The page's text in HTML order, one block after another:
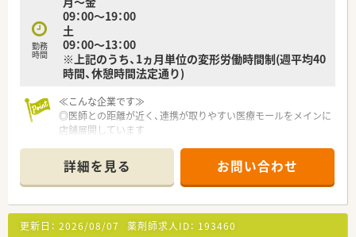
きます。
勤務
時間
09：00～19：00
土
09：00～13：00
※上記のうち、1ヵ月単位の変形労働時間制(週平均40
時間、休憩時間法定通り)
≪こんな企業です≫
◎医師との距離が近く、連携が取りやすい医療モールをメインに
店舗展開しています
様々なキャリアパスがあります
◎独立支援制度あり！将来ご自身のお店を持ちたいとお考えの方
にもおすすめです
詳細を見る お問い合わせ
更新日： 2026/08/07 薬剤師求人ID： 193460